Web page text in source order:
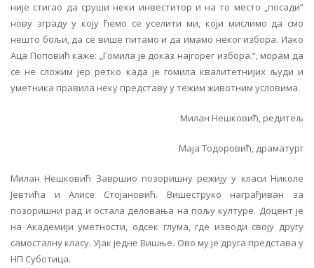
није стигао да сруши неки инвеститор и на то место „посади“
нову зграду у коју ћемо се уселити ми, који мислимо да смо
нешто бољи, да се више питамо и да имамо неког избора. Иако
Аца Поповић каже: „Гомила је доказ најгорег избора.“, морам да
се не сложим јер ретко када је гомила квалитетнијих људи и
уметника правила неку представу у тежим животним условима.
Милан Нешковић, редитељ
Маја Тодоровић, драматург
Милан Нешковић Завршио позоришну режију у класи Николе
Јевтића и Алисе Стојановић. Вишеструко награђиван за
позоришни рад и остала деловања на пољу културе. Доцент је
на Академији уметности, одсек глума, где изводи своју другу
самосталну класу. Ујак једне Вишње. Ово му је друга представа у
НП Суботица.